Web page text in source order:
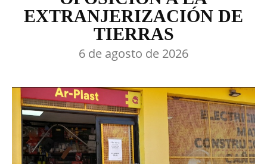
EXTRANJERIZACIÓN DE
TIERRAS
6 de agosto de 2026